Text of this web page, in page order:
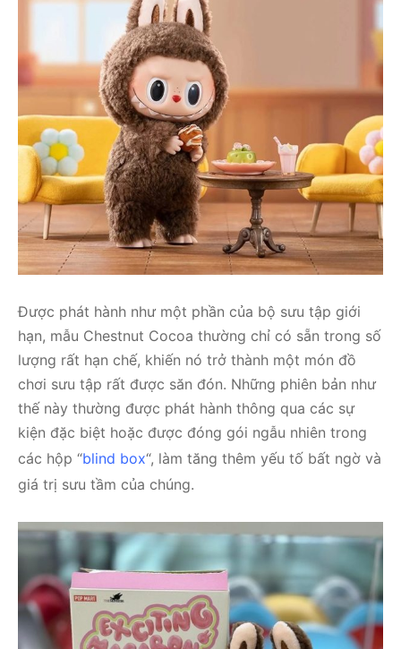
Được phát hành như một phần của bộ sưu tập giới
hạn, mẫu Chestnut Cocoa thường chỉ có sẵn trong số
lượng rất hạn chế, khiến nó trở thành một món đồ
chơi sưu tập rất được săn đón. Những phiên bản như
thế này thường được phát hành thông qua các sự
kiện đặc biệt hoặc được đóng gói ngẫu nhiên trong
các hộp “blind box“, làm tăng thêm yếu tố bất ngờ và
giá trị sưu tầm của chúng.